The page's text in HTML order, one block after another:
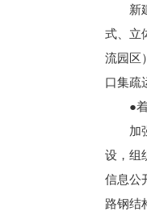
新
式、立
流园区
口集疏
●
加
设，组
信息公
路钢结